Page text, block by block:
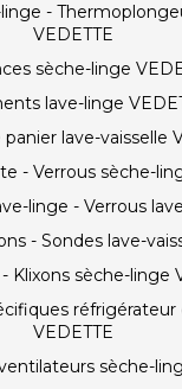
-
VEDETTE
sèche-linge
lave-linge
lave-vaisselle
- Verrous sèche-
linge - Verrous
- Sondes lave-
Klixons sèche-linge
VEDETTE
sèche-